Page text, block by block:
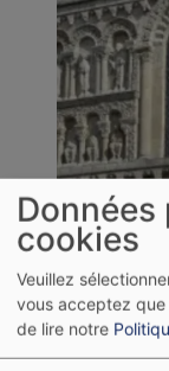
Image
Retour
Notre
cookies
Veuillez
vous acceptez que
de lire notre